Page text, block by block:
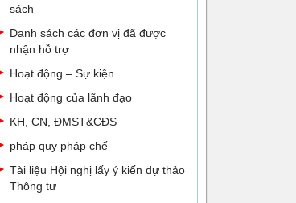
sách
Danh sách các đơn vị đã được
nhận hỗ trợ
Hoạt động – Sự kiện
Hoạt động của lãnh đạo
KH, CN, ĐMST&CĐS
pháp quy pháp chế
Tài liệu Hội nghị lấy ý kiến dự thảo
Thông tư